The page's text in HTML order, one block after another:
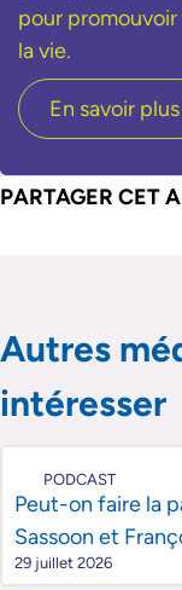
pour
la vie.
En savoir plus
PARTAGER CET
Autres
intéresser
PODCAST
Peut-on faire la
Sassoon et
29 juillet 2026